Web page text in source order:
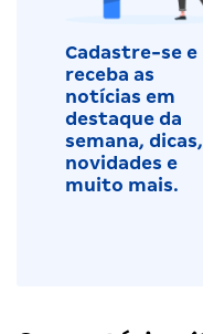
Cadastre-se e
receba as
notícias em
destaque da
semana, dicas,
novidades e
muito mais.